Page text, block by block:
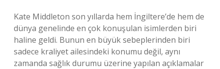
Kate Middleton son yıllarda hem İngiltere’de hem de
dünya genelinde en çok konuşulan isimlerden biri
haline geldi. Bunun en büyük sebeplerinden biri
sadece kraliyet ailesindeki konumu değil, aynı
zamanda sağlık durumu üzerine yapılan açıklamalar